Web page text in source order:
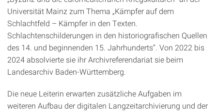
Universität Mainz zum Thema „Kämpfer auf dem
Schlachtfeld – Kämpfer in den Texten.
Schlachtenschilderungen in den historiografischen Quellen
des 14. und beginnenden 15. Jahrhunderts“. Von 2022 bis
2024 absolvierte sie ihr Archivreferendariat sie beim
Landesarchiv Baden-Württemberg.
Die neue Leiterin erwarten zusätzliche Aufgaben im
weiteren Aufbau der digitalen Langzeitarchivierung und der